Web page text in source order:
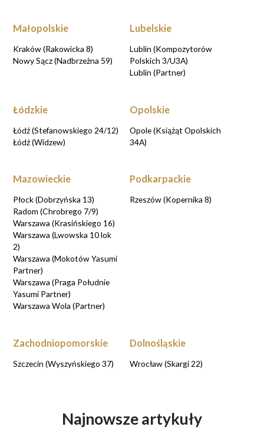
Małopolskie
Kraków (Rakowicka 8)
Nowy Sącz (Nadbrzeżna 59)
Lubelskie
Lublin (Kompozytorów
Polskich 3/U3A)
Lublin (Partner)
Łódzkie
Łódź (Stefanowskiego 24/12)
Łódź (Widzew)
Opolskie
Opole (Książąt Opolskich
34A)
Mazowieckie
Płock (Dobrzyńska 13)
Radom (Chrobrego 7/9)
Warszawa (Krasińskiego 16)
Warszawa (Lwowska 10 lok
2)
Warszawa (Mokotów Yasumi
Partner)
Warszawa (Praga Południe
Yasumi Partner)
Warszawa Wola (Partner)
Podkarpackie
Rzeszów (Kopernika 8)
Zachodniopomorskie
Szczecin (Wyszyńskiego 37)
Dolnośląskie
Wrocław (Skargi 22)
Najnowsze artykuły